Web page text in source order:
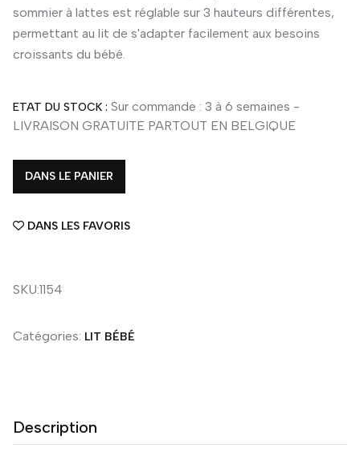
sommier à lattes est réglable sur 3 hauteurs différentes,
permettant au lit de s'adapter facilement aux besoins
croissants du bébé.
ETAT DU STOCK : Sur commande : 3 à 6 semaines -
LIVRAISON GRATUITE PARTOUT EN BELGIQUE
DANS LE PANIER
DANS LES FAVORIS
SKU:1154
Catégories: LIT BÉBÉ
Description